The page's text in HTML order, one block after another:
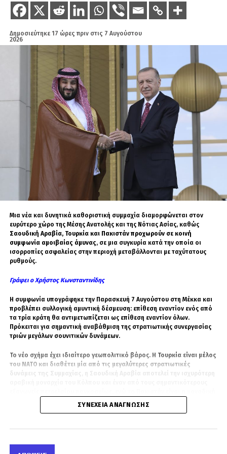
Δημοσιεύτηκε 17 ώρες πριν στις 7 Αυγούστου
2026
Μια νέα και δυνητικά καθοριστική συμμαχία διαμορφώνεται στον
ευρύτερο χώρο της Μέσης Ανατολής και της Νότιας Ασίας, καθώς
Σαουδική Αραβία, Τουρκία και Πακιστάν προχωρούν σε κοινή
συμφωνία αμοιβαίας άμυνας, σε μια συγκυρία κατά την οποία οι
ισορροπίες ασφαλείας στην περιοχή μεταβάλλονται με ταχύτατους
ρυθμούς.
Γράφει ο Χρήστος Κωνσταντινίδης
Η συμφωνία υπογράφηκε την Παρασκευή 7 Αυγούστου στη Μέκκα και
προβλέπει συλλογική αμυντική δέσμευση: επίθεση εναντίον ενός από
τα τρία κράτη θα αντιμετωπίζεται ως επίθεση εναντίον όλων.
Πρόκειται για σημαντική αναβάθμιση της στρατιωτικής συνεργασίας
τριών μεγάλων σουνιτικών δυνάμεων.
Το νέο σχήμα έχει ιδιαίτερο γεωπολιτικό βάρος. Η Τουρκία είναι μέλος
του ΝΑΤΟ και διαθέτει μία από τις μεγαλύτερες στρατιωτικές
δυνάμεις της Συμμαχίας
, η Σαουδική Αραβία αποτελεί την ισχυρότερη
Πακιστανός πρωθυπουργός Σεχμπάζ Σαρίφ, ο πανίσχυρος αρχηγός
ΣΥΝΈΧΕΙΑ ΑΝΆΓΝΩΣΗΣ